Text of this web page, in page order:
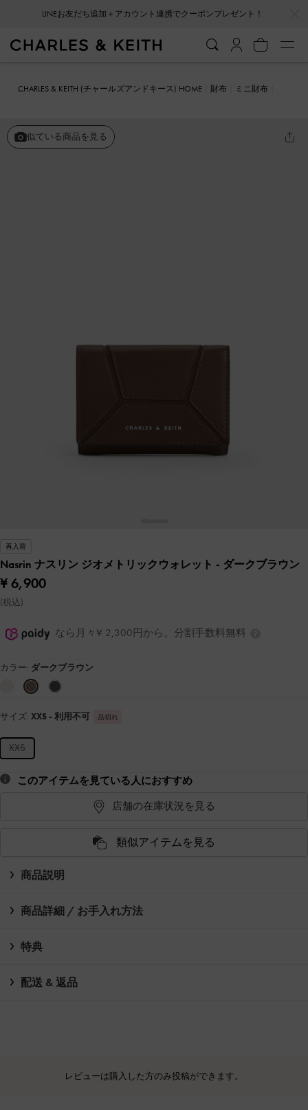
会員登録＋ニュースレター登録で10%OFFクーポンプレゼント！
CHARLES & KEITH (チャールズアンドキース) HOME 財布
ミニ財布
似ている商品を見る
再入荷
Nasrin ナスリン ジオメトリックウォレット - ダークブラウン
¥ 6,900
(税込)
なら月々¥ 2,300円から。分割手数料無料
カラー: ダークブラウン
サイズ: XXS - 利用不可 品切れ
XXS
このアイテムを見ている人におすすめ
店舗の在庫状況を見る
類似アイテムを見る
商品説明
商品詳細 / お手入れ方法
特典
配送 & 返品
レビューは購入した方のみ投稿ができます。